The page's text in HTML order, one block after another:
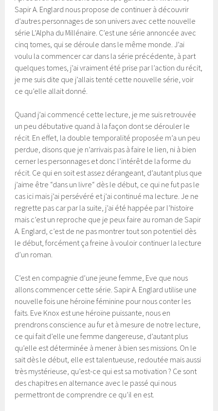
Sapir A. Englard nous propose de continuer à découvrir
d’autres personnages de son univers avec cette nouvelle
série L’Alpha du Millénaire. C’est une série annoncée avec
cinq tomes, qui se déroule dans le même monde. J’ai
voulu la commencer car dans la série précédente, à part
quelques tomes, j’ai vraiment été prise par l’action du récit,
je me suis dite que j’allais tenté cette nouvelle série, voir
ce qu’elle allait donné.
Quand j’ai commencé cette lecture, je me suis retrouvée
un peu débutative quand à la façon dont se dérouler le
récit. En effet, la double temporalité proposée m’a un peu
perdue, disons que je n’arrivais pas à faire le lien, ni à bien
cerner les personnages et donc l’intérêt de la forme du
récit. Ce qui en soit est assez dérangeant, d’autant plus que
j’aime être “dans un livre“ dès le début, ce qui ne fut pas le
cas ici mais j’ai persévéré et j’ai continué ma lecture. Je ne
regrette pas car par la suite, j’ai été happée par l’histoire
mais c’est un reproche que je peux faire au roman de Sapir
A. Englard, c’est de ne pas montrer tout son potentiel dès
le début, forcément ça freine à vouloir continuer la lecture
d’un roman.
C’est en compagnie d’une jeune femme, Eve que nous
allons commencer cette série. Sapir A. Englard utilise une
nouvelle fois une héroïne féminine pour nous conter les
faits. Eve Knox est une héroïne puissante, nous en
prendrons conscience au fur et à mesure de notre lecture,
ce qui fait d’elle une femme dangereuse, d’autant plus
qu’elle est déterminée à mener à bien ses missions. On le
sait dès le début, elle est talentueuse, redoutée mais aussi
très mystérieuse, qu’est-ce qui est sa motivation ? Ce sont
des chapitres en alternance avec le passé qui nous
permettront de comprendre ce qu’il en est.